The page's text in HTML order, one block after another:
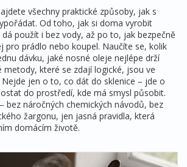
všechny praktické způsoby, jak s
Od toho, jak si doma vyrobit
použít i bez vody, až po to, jak bezpečně
pro prádlo nebo koupel. Naučíte se, kolik
dávku, jaké nosné oleje nejlépe drží
metody, které se zdají logické, jsou ve
jen o to, co dát do sklenice – jde o
do prostředí, kde má smysl působit.
bez náročných chemických návodů, bez
žargonu, jen jasná pravidla, která
domácím životě.